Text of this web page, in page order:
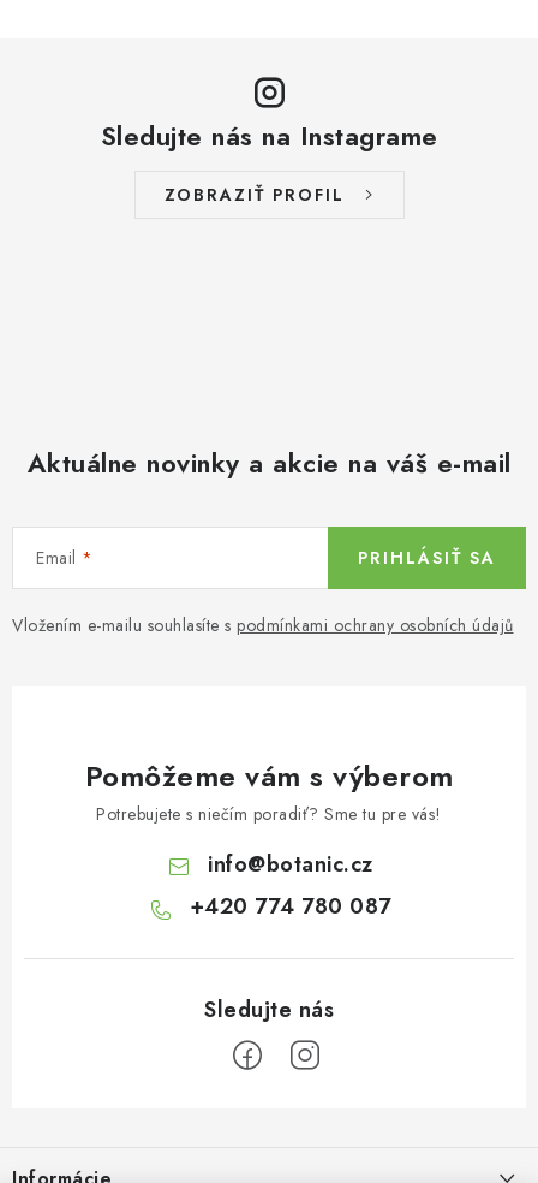
Sledujte nás na Instagrame
ZOBRAZIŤ PROFIL
Aktuálne novinky a akcie na váš e-mail
Email
Vložením e-mailu souhlasíte s podmínkami ochrany osobních údajů
PRIHLÁSIŤ SA
Pomôžeme vám s výberom
Potrebujete s niečím poradiť? Sme tu pre vás!
info@botanic.cz
+420 774 780 087